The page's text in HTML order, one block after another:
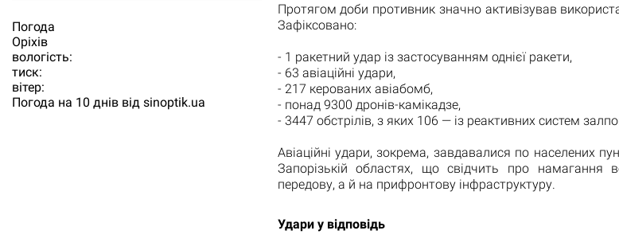
Погода
Орiхiв
вологість:
тиск:
вітер:
Погода на 10 днів від sinoptik.ua
Протягом доби противник значно активізував
Зафіксовано:
- 1 ракетний удар із застосуванням однієї ракети,
- 63 авіаційні удари,
- 217 керованих авіабомб,
- понад 9300 дронів-камікадзе,
- 3447 обстрілів, з яких 106 — із реактивних систем
Авіаційні удари, зокрема, завдавалися по населених
Запорізькій областях, що свідчить про
передову, а й на прифронтову інфраструктуру.
Удари у відповідь